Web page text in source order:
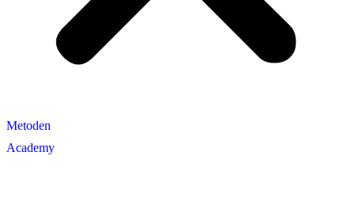
Metoden
Academy